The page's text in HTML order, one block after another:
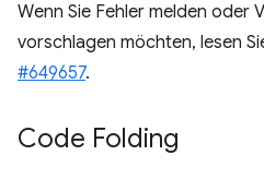
Wenn Sie Fehler melden oder
vorschlagen möchten, lesen
#649657.
Code Folding